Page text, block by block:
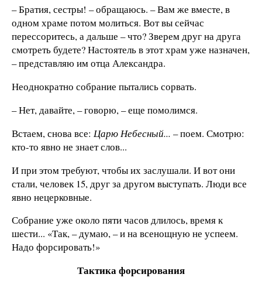
– Братия, сестры! – обращаюсь. – Вам же вместе, в
одном храме потом молиться. Вот вы сейчас
перессоритесь, а дальше – что? Зверем друг на друга
смотреть будете? Настоятель в этот храм уже назначен,
– представляю им отца Александра.
Неоднократно собрание пытались сорвать.
– Нет, давайте, – говорю, – еще помолимся.
Встаем, снова все: Царю Небесный... – поем. Смотрю:
кто-то явно не знает слов...
И при этом требуют, чтобы их заслушали. И вот они
стали, человек 15, друг за другом выступать. Люди все
явно нецерковные.
Собрание уже около пяти часов длилось, время к
шести... «Так, – думаю, – и на всенощную не успеем.
Надо форсировать!»
Тактика форсирования